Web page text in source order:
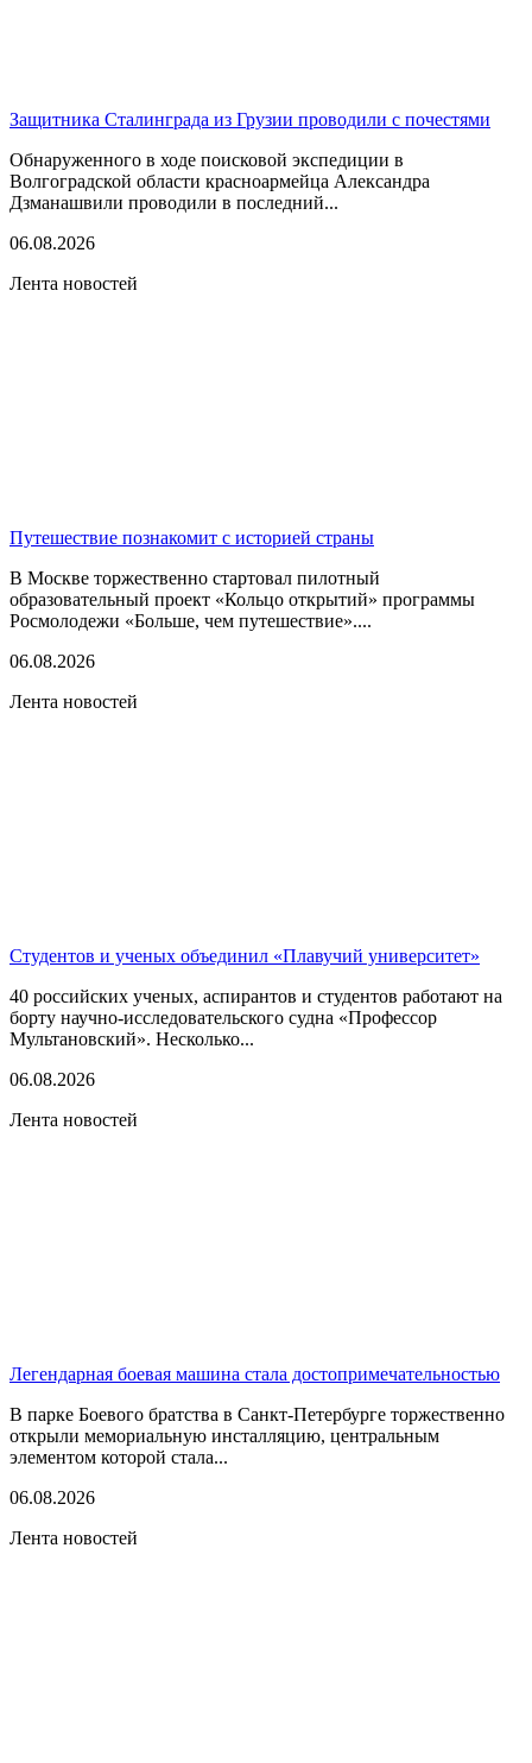
Защитника Сталинграда из Грузии проводили с почестями
Обнаруженного в ходе поисковой экспедиции в
Волгоградской области красноармейца Александра
Дзманашвили проводили в последний...
06.08.2026
Лента новостей
Путешествие познакомит с историей страны
В Москве торжественно стартовал пилотный
образовательный проект «Кольцо открытий» программы
Росмолодежи «Больше, чем путешествие»....
06.08.2026
Лента новостей
Студентов и ученых объединил «Плавучий университет»
40 российских ученых, аспирантов и студентов работают на
борту научно-исследовательского судна «Профессор
Мультановский». Несколько...
06.08.2026
Лента новостей
Легендарная боевая машина стала достопримечательностью
В парке Боевого братства в Санкт-Петербурге торжественно
открыли мемориальную инсталляцию, центральным
элементом которой стала...
06.08.2026
Лента новостей